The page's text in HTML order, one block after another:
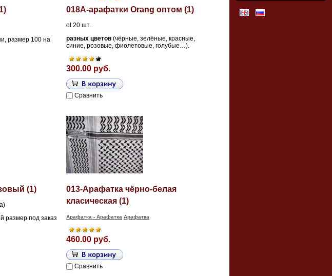
размер 100 на
018A-арафатки Orang оптом (1)
ot 20 шт.
разных цветов (чёрные, зелёные, красные,
синие, розовые, фиолетовые, голубые…).
300.00 руб.
Сравнить
(1)
размер под заказ
013-Арафатка чёрно-белая
класическая (1)
Арафатка - Арафатка Арафатка
460.00 руб.
Сравнить